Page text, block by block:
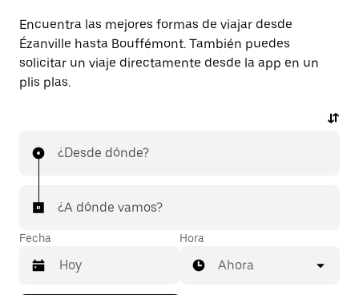
Encuentra las mejores formas de viajar desde
Ézanville hasta Bouffémont. También puedes
solicitar un viaje directamente desde la app en un
plis plas.
¿Desde dónde?
¿A dónde vamos?
Fecha Hora
Ahora